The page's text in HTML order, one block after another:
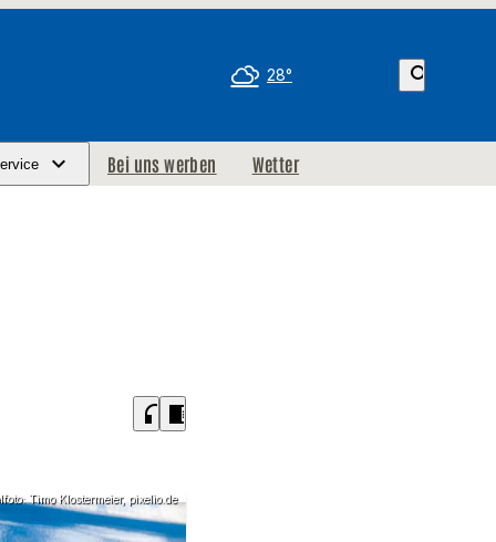
28° search
Bei uns werben Wetter
headphones chrome_reader_mode
Timo Klostermeier, pixelio.de